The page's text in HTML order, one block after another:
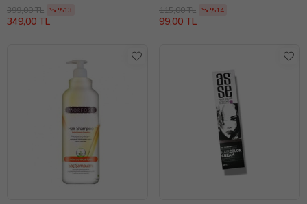
399,00 TL %13
349,00 TL
115,00 TL %14
99,00 TL